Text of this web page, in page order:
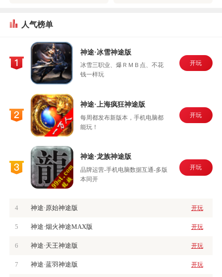
人气榜单
神途·冰雪神途版
冰雪三职业、爆ＲＭＢ点、不花
钱一样玩
开玩
神途·上海疯狂神途版
每周都发布新版本，手机电脑都
能玩！
开玩
神途·龙族神途版
品牌运营-手机电脑数据互通-多版
本同开
开玩
4 神途·原始神途版 开玩
5 神途·烟火神途MAX版 开玩
6 神途·天王神途版 开玩
7 神途·蓝羽神途版 开玩